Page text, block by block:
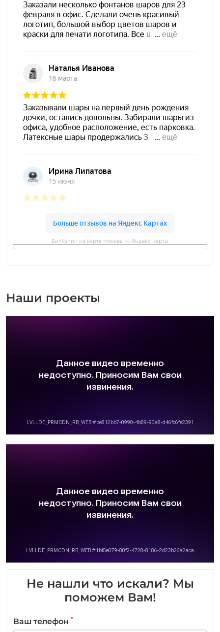
БигХэппи на карте Москвы — Яндекс Карты
Наши проекты
Не нашли что искали? Мы
поможем Вам!
Ваш телефон *